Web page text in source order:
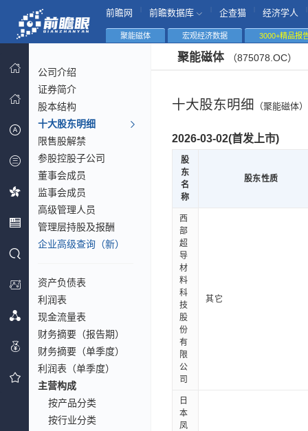
前瞻网 前瞻数据库 企查猫 经济学人
聚能磁体 宏观经济数据 3000+精品报
公司介绍
证券简介
股本结构
十大股东明细
限售股解禁
参股控股子公司
董事会成员
监事会成员
高级管理人员
管理层持股及报酬
企业高级查询（新）
资产负债表
利润表
现金流量表
财务摘要（报告期）
财务摘要（单季度）
利润表（单季度）
主营构成
按产品分类
按行业分类
聚能磁体 （875078.OC）
十大股东明细 （聚能磁体）
2026-03-02(首发上市)
股
东
名
称
股东性质
西
部
超
导
材
料
科
技
股
份
有
限
公
司
其它
日
本
凤